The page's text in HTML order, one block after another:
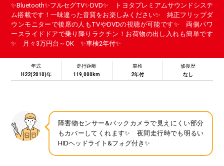
✨Bluetooth✨フルセグTV✨DVD✨ トヨタプレミアムサウンドシステ
ム搭載です！一味違った音質をお楽しみください✨ 純正フリップダ
ウンモニターで後席の人もTVやDVDの視聴が可能です✨ 両側パワ
ースライドドアで乗り降りラクチン！お荷物の出し入れも簡単です
✨ 月々3万円台～OK ✨車検2年付✨
年式
H22(2010)年
走行距離
119,000km
車検
2年付
修復歴
なし
障害物センサー&バックカメラで見えにくい部分
もカバーしてくれます✨ 夜間走行時でも明るい
HIDヘッドライト&フォグ付き✨